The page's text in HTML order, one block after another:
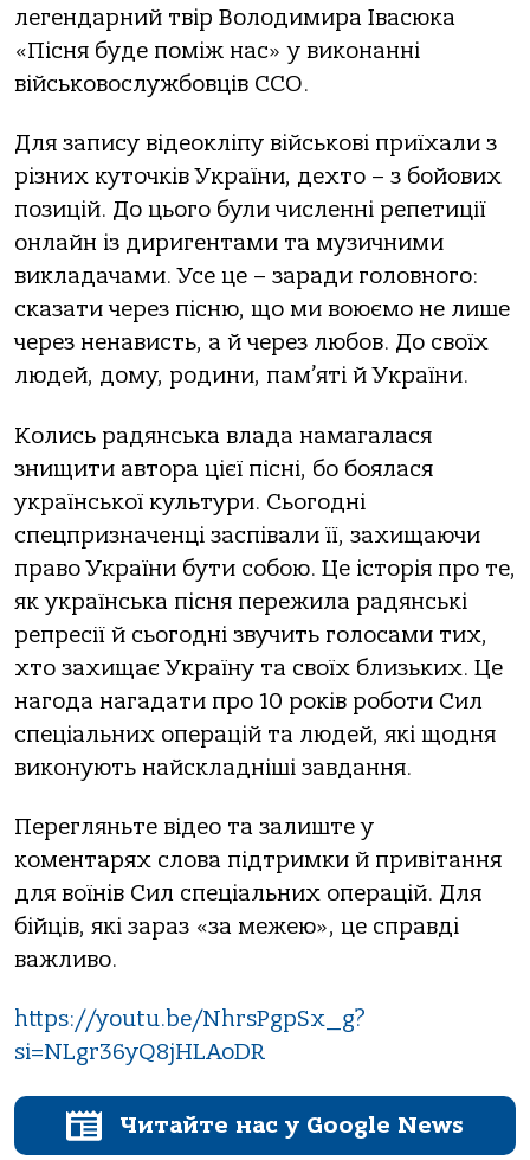
легендарний твір Володимира Івасюка
«Пісня буде поміж нас» у виконанні
військовослужбовців ССО.
Для запису відеокліпу військові приїхали з
різних куточків України, дехто – з бойових
позицій. До цього були численні репетиції
онлайн із диригентами та музичними
викладачами. Усе це – заради головного:
сказати через пісню, що ми воюємо не лише
через ненависть, а й через любов. До своїх
людей, дому, родини, пам’яті й України.
Колись радянська влада намагалася
знищити автора цієї пісні, бо боялася
української культури. Сьогодні
спецпризначенці заспівали її, захищаючи
право України бути собою. Це історія про те,
як українська пісня пережила радянські
репресії й сьогодні звучить голосами тих,
хто захищає Україну та своїх близьких. Це
нагода нагадати про 10 років роботи Сил
спеціальних операцій та людей, які щодня
виконують найскладніші завдання.
Перегляньте відео та залиште у
коментарях слова підтримки й привітання
для воїнів Сил спеціальних операцій. Для
бійців, які зараз «за межею», це справді
важливо.
https://youtu.be/NhrsPgpSx_g?
si=NLgr36yQ8jHLAoDR
Читайте нас у Google News